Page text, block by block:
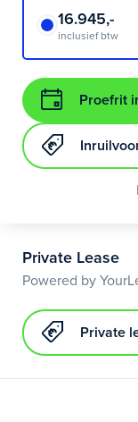
16.945,-
inclusief btw
Proefrit
Private Lease
Powered by
Private